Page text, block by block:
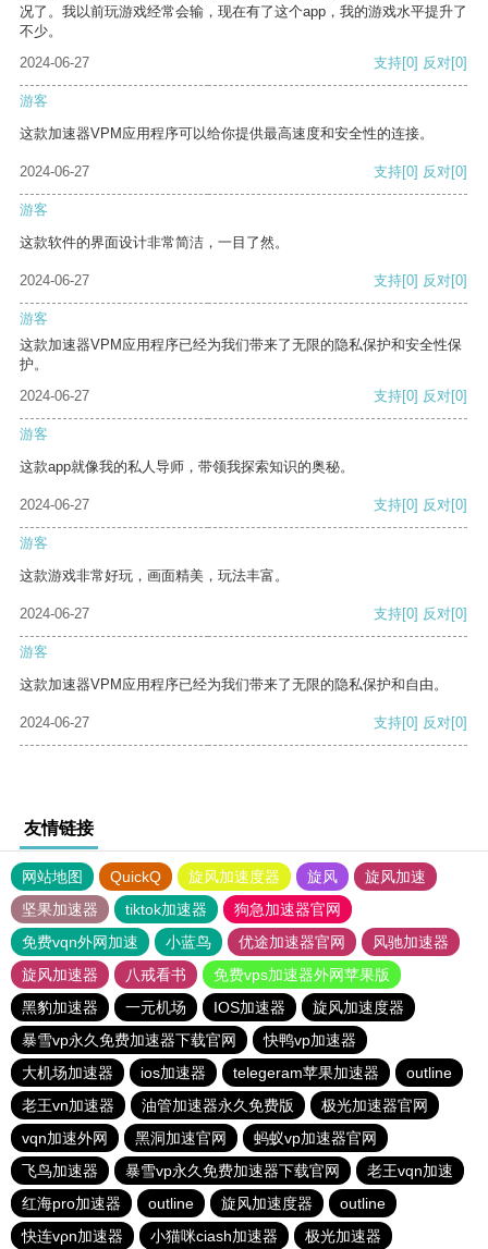
况了。我以前玩游戏经常会输，现在有了这个app，我的游戏水平提升了
不少。
2024-06-27
支持[0] 反对[0]
游客
这款加速器VPM应用程序可以给你提供最高速度和安全性的连接。
2024-06-27 支持[0] 反对[0]
游客
这款软件的界面设计非常简洁，一目了然。
2024-06-27 支持[0] 反对[0]
游客
这款加速器VPM应用程序已经为我们带来了无限的隐私保护和安全性保
护。
2024-06-27
支持[0] 反对[0]
游客
这款app就像我的私人导师，带领我探索知识的奥秘。
2024-06-27 支持[0] 反对[0]
游客
这款游戏非常好玩，画面精美，玩法丰富。
2024-06-27 支持[0] 反对[0]
游客
这款加速器VPM应用程序已经为我们带来了无限的隐私保护和自由。
2024-06-27 支持[0] 反对[0]
友情链接
网站地图 QuickQ 旋风加速度器 旋风
旋风加速
坚果加速器
tiktok加速器
狗急加速器官网
免费vqn外网加速
小蓝鸟 优途加速器官网
风驰加速器
旋风加速器
八戒看书
免费vps加速器外网苹果版
黑豹加速器
一元机场 IOS加速器
旋风加速度器
暴雪vp永久免费加速器下载官网
快鸭vp加速器
大机场加速器
ios加速器 telegeram苹果加速器
outline
老王vn加速器
油管加速器永久免费版
极光加速器官网
vqn加速外网
黑洞加速官网
蚂蚁vp加速器官网
飞鸟加速器
暴雪vp永久免费加速器下载官网
老王vqn加速
红海pro加速器
outline 旋风加速度器
outline
快连vρn加速器
小猫咪ciash加速器 极光加速器